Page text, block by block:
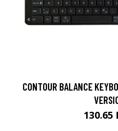
CONTOUR BALANCE
130.65